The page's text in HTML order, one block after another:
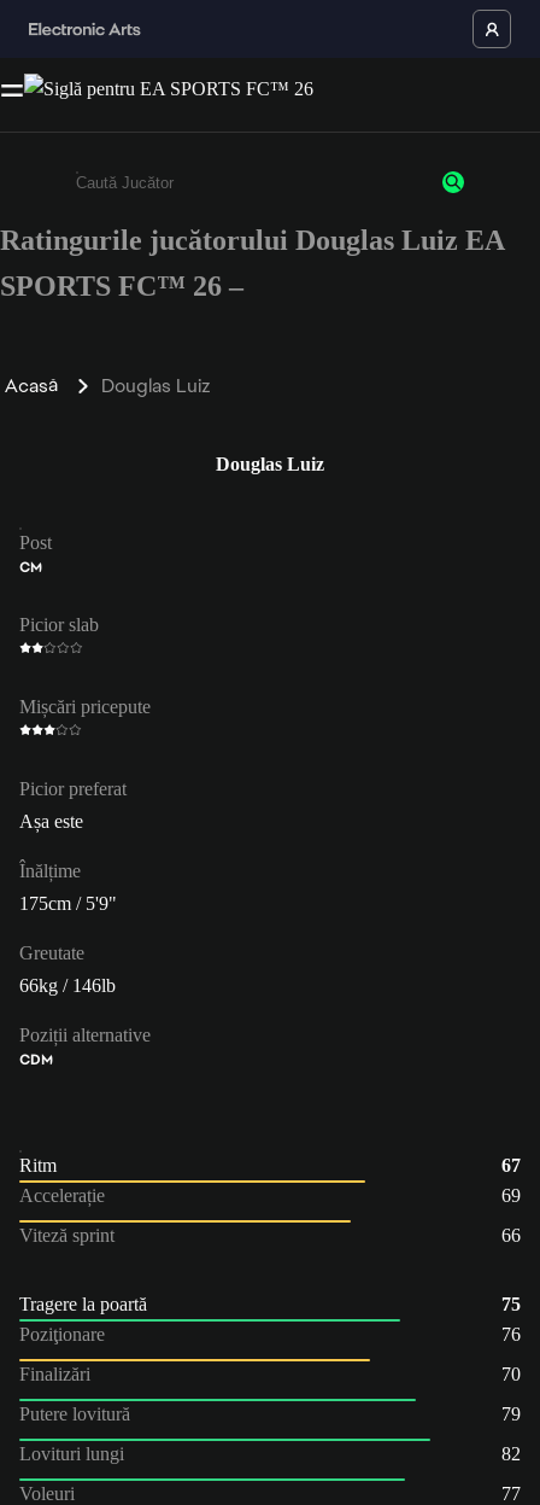
Enter a minimum of 3 characters or numbers
Ratingurile jucătorului Douglas Luiz EA
SPORTS FC™ 26 –
Acasă Douglas Luiz
Douglas Luiz
Post
CM
Picior slab
Mișcări pricepute
Picior preferat
Așa este
Înălțime
175cm / 5'9"
Greutate
66kg / 146lb
Poziții alternative
CDM
Ritm
67
Accelerație
69
Viteză sprint
66
Tragere la poartă
75
Poziţionare
76
Finalizări
70
Putere lovitură
79
Lovituri lungi
82
Voleuri
77